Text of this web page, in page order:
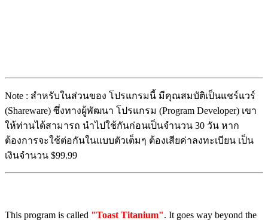
Note : สำหรับในส่วนของ โปรแกรมนี้ มีคุณสมบัติเป็นแชร์แวร์
(Shareware) ซึ่งทางผู้พัฒนา โปรแกรม (Program Developer) เขา
ให้ท่านได้สามารถ นำไปใช้กันก่อนเป็นจำนวน 30 วัน หาก
ต้องการจะใช้ต่อกันในแบบตัวเต็มๆ ต้องเสียค่าลงทะเบียน เป็น
เงินจำนวน $99.99
This program is called "Toast Titanium". It goes way beyond the